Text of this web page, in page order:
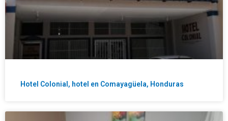
Hotel Colonial, hotel en Comayagüela, Honduras